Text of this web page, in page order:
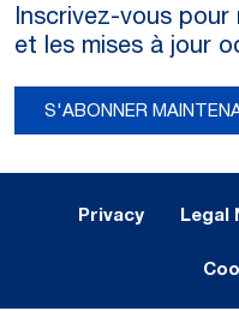
Inscrivez-vous
et les mises à jour
S'ABONNER
Privacy Legal